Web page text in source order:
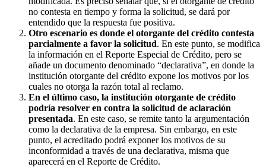
no contesta en tiempo y forma la solicitud, se dará por
entendido que la respuesta fue positiva.
Otro escenario es donde el otorgante del crédito contesta
parcialmente a favor la solicitud. En este punto, se modifica
la información en el Reporte Especial de Crédito, pero se
añade un documento denominado “declarativa”, en donde la
institución otorgante del crédito expone los motivos por los
cuales no otorga la razón total al reclamo.
En el último caso, la institución otorgante de crédito
podría resolver en contra la solicitud de aclaración
presentada. En este caso, se remite tanto la argumentación
como la declarativa de la empresa. Sin embargo, en este
punto, el acreditado podrá exponer los motivos de su
inconformidad a través de una declarativa, misma que
aparecerá en el Reporte de Crédito.